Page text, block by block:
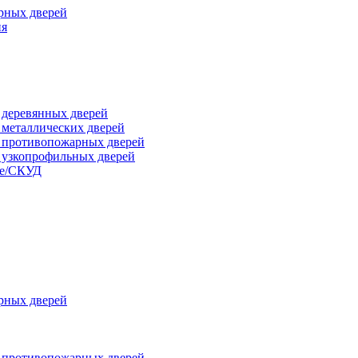
дверей
дверей
дверей
дверей
дверей
СКУД
дверей